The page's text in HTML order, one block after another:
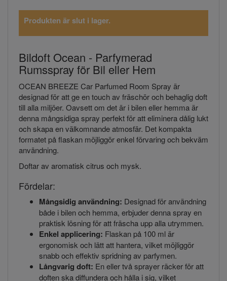
Produkten är slut i lager.
Bildoft Ocean - Parfymerad
Rumsspray för Bil eller Hem
OCEAN BREEZE Car Parfumed Room Spray är
designad för att ge en touch av fräschör och behaglig doft
till alla miljöer. Oavsett om det är i bilen eller hemma är
denna mångsidiga spray perfekt för att eliminera dålig lukt
och skapa en välkomnande atmosfär. Det kompakta
formatet på flaskan möjliggör enkel förvaring och bekväm
användning.
Doftar av aromatisk citrus och mysk.
Fördelar:
Mångsidig användning: Designad för användning
både i bilen och hemma, erbjuder denna spray en
praktisk lösning för att fräscha upp alla utrymmen.
Enkel applicering: Flaskan på 100 ml är
ergonomisk och lätt att hantera, vilket möjliggör
snabb och effektiv spridning av parfymen.
Långvarig doft: En eller två sprayer räcker för att
doften ska diffundera och hålla i sig, vilket